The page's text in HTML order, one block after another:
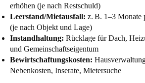
erhöhen (je nach Restschuld)
Leerstand/Mietausfall: z. B. 1–3 Monate
(je nach Objekt und Lage)
Instandhaltung: Rücklage für Dach,
und Gemeinschaftseigentum
Bewirtschaftungskosten:
Nebenkosten, Inserate, Mietersuche